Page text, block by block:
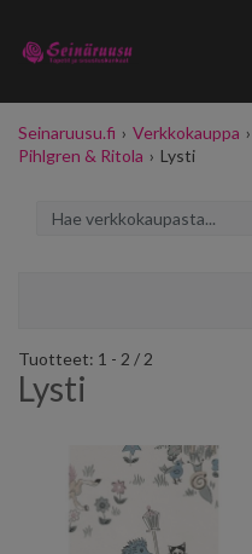
Seinaruusu.fi › Verkkokauppa ›
Pihlgren & Ritola › Lysti
Tuotteet: 1 - 2 / 2
Lysti